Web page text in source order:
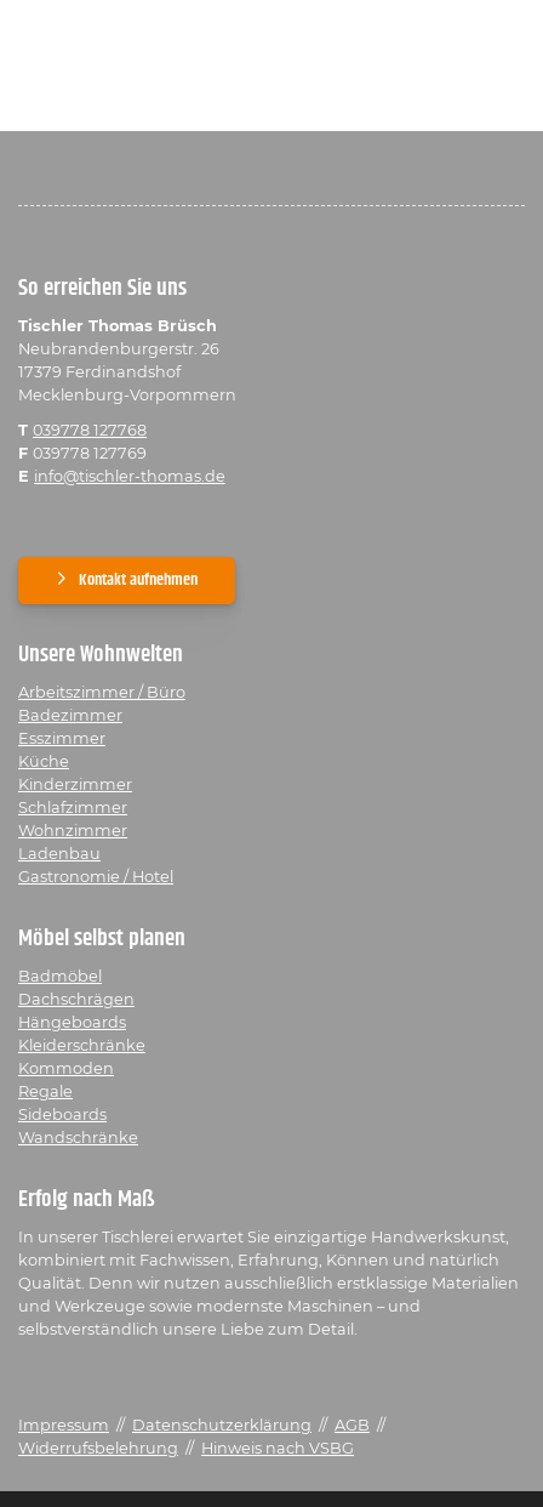
So erreichen Sie uns
Tischler Thomas Brüsch
Neubrandenburgerstr. 26
17379 Ferdinandshof
Mecklenburg-Vorpommern
T 039778 127768
F 039778 127769
E info@tischler-thomas.de
Kontakt aufnehmen
Unsere Wohnwelten
Arbeitszimmer / Büro
Badezimmer
Esszimmer
Küche
Kinderzimmer
Schlafzimmer
Wohnzimmer
Ladenbau
Gastronomie / Hotel
Möbel selbst planen
Badmöbel
Dachschrägen
Hängeboards
Kleiderschränke
Kommoden
Regale
Sideboards
Wandschränke
Erfolg nach Maß
In unserer Tischlerei erwartet Sie einzigartige Handwerkskunst,
kombiniert mit Fachwissen, Erfahrung, Können und natürlich
Qualität. Denn wir nutzen ausschließlich erstklassige Materialien
und Werkzeuge sowie modernste Maschinen – und
selbstverständlich unsere Liebe zum Detail.
Impressum // Datenschutzerklärung // AGB //
Widerrufsbelehrung // Hinweis nach VSBG